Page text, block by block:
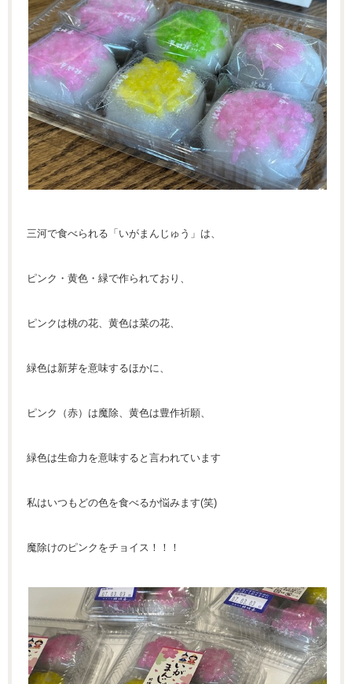
三河で食べられる「いがまんじゅう」は、
ピンク・黄色・緑で作られており、
ピンクは桃の花、黄色は菜の花、
緑色は新芽を意味するほかに、
ピンク（赤）は魔除、黄色は豊作祈願、
緑色は生命力を意味すると言われています
私はいつもどの色を食べるか悩みます(笑)
魔除けのピンクをチョイス！！！